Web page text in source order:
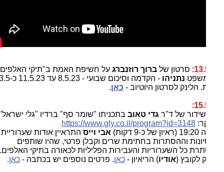
: סרטון שלברוך רוזנברגעל חשיפת האמת ב"תיקי האלפים"
נתניהו
- הקדמה וסיכום שבועי - 8.5.23 עד 11.5.23 כ-3.5
הלינק לסרטון היוטיוב -כאן .
של ד"רגדי טאובבתכניתו "שומר סף" ברדיו "גלי ישראל"
https://www.gly.co.il/program?id=3148
אבי וייסהתראיין אודות שערוריית
וההסתרות בחתימת שרים וקבלן פרטי, שהיו שותפים
כל השערוריות והעבירות הפליליות לכאורה בתיקי האלפים.
לקובץ (אודיו) הריאיון -כאן . פרטים נוספים יש בכתבה -כאן